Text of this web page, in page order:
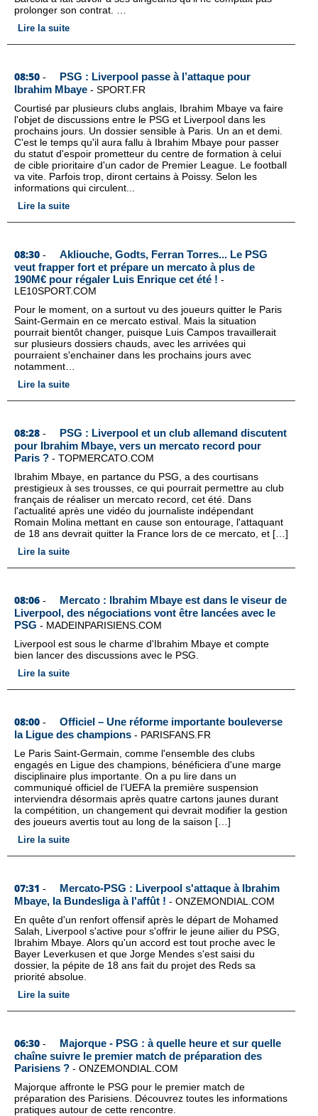
prolonger son contrat. …
Lire la suite
08:50 -
PSG : Liverpool passe à l’attaque pour
Ibrahim Mbaye - SPORT.FR
Courtisé par plusieurs clubs anglais, Ibrahim Mbaye va faire
l'objet de discussions entre le PSG et Liverpool dans les
prochains jours. Un dossier sensible à Paris. Un an et demi.
C'est le temps qu'il aura fallu à Ibrahim Mbaye pour passer
du statut d'espoir prometteur du centre de formation à celui
de cible prioritaire d'un cador de Premier League. Le football
va vite. Parfois trop, diront certains à Poissy. Selon les
informations qui circulent...
Lire la suite
08:30 -
Akliouche, Godts, Ferran Torres... Le PSG
veut frapper fort et prépare un mercato à plus de
190M€ pour régaler Luis Enrique cet été ! -
LE10SPORT.COM
Pour le moment, on a surtout vu des joueurs quitter le Paris
Saint-Germain en ce mercato estival. Mais la situation
pourrait bientôt changer, puisque Luis Campos travaillerait
sur plusieurs dossiers chauds, avec les arrivées qui
pourraient s'enchainer dans les prochains jours avec
notamment…
Lire la suite
08:28 -
PSG : Liverpool et un club allemand discutent
pour Ibrahim Mbaye, vers un mercato record pour
Paris ? - TOPMERCATO.COM
Ibrahim Mbaye, en partance du PSG, a des courtisans
prestigieux à ses trousses, ce qui pourrait permettre au club
français de réaliser un mercato record, cet été. Dans
l'actualité après une vidéo du journaliste indépendant
Romain Molina mettant en cause son entourage, l'attaquant
de 18 ans devrait quitter la France lors de ce mercato, et […]
Lire la suite
08:06 -
Mercato : Ibrahim Mbaye est dans le viseur de
Liverpool, des négociations vont être lancées avec le
PSG - MADEINPARISIENS.COM
Liverpool est sous le charme d'Ibrahim Mbaye et compte
bien lancer des discussions avec le PSG.
Lire la suite
08:00 -
Officiel – Une réforme importante bouleverse
la Ligue des champions - PARISFANS.FR
Le Paris Saint-Germain, comme l'ensemble des clubs
engagés en Ligue des champions, bénéficiera d'une marge
disciplinaire plus importante. On a pu lire dans un
communiqué officiel de l’UEFA la première suspension
interviendra désormais après quatre cartons jaunes durant
la compétition, un changement qui devrait modifier la gestion
des joueurs avertis tout au long de la saison […]
Lire la suite
07:31 -
Mercato-PSG : Liverpool s'attaque à Ibrahim
Mbaye, la Bundesliga à l'affût ! - ONZEMONDIAL.COM
En quête d'un renfort offensif après le départ de Mohamed
Salah, Liverpool s'active pour s'offrir le jeune ailier du PSG,
Ibrahim Mbaye. Alors qu'un accord est tout proche avec le
Bayer Leverkusen et que Jorge Mendes s'est saisi du
dossier, la pépite de 18 ans fait du projet des Reds sa
priorité absolue.
Lire la suite
06:30 -
Majorque - PSG : à quelle heure et sur quelle
chaîne suivre le premier match de préparation des
Parisiens ? - ONZEMONDIAL.COM
Majorque affronte le PSG pour le premier match de
préparation des Parisiens. Découvrez toutes les informations
pratiques autour de cette rencontre.